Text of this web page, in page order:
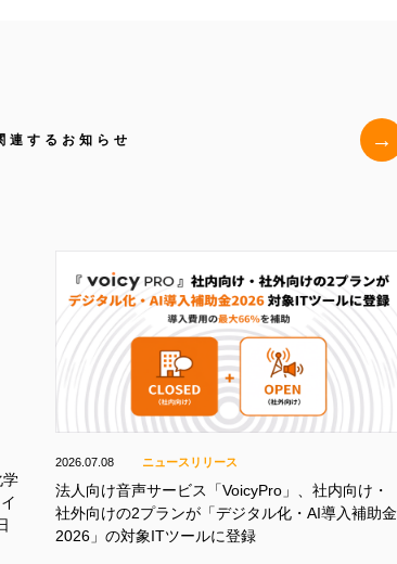
連するお知らせ →
学
2026.07.08 ニュースリリース
法人向け音声サービス「VoicyPro」、社内向け・
社外向けの2プランが「デジタル化・AI導入補助金
2026」の対象ITツールに登録